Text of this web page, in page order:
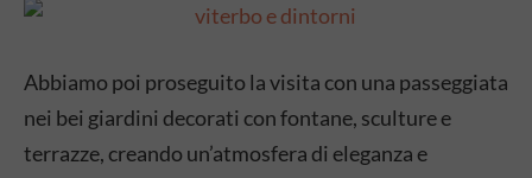
Abbiamo poi proseguito la visita con una passeggiata
nei bei giardini decorati con fontane, sculture e
terrazze, creando un’atmosfera di eleganza e